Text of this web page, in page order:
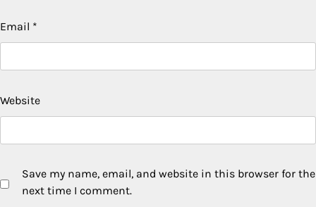
Email *
Website
Save my name, email, and website in this browser for the
next time I comment.